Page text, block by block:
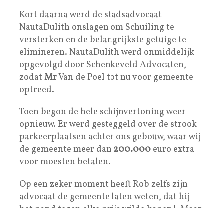
Kort daarna werd de stadsadvocaat
NautaDulith onslagen om Schuiling te
versterken en de belangrijkste getuige te
elimineren. NautaDulith werd onmiddelijk
opgevolgd door Schenkeveld Advocaten,
zodat MrVan de Poel tot nu voor gemeente
optreed.
Toen begon de hele schijnvertoning weer
opnieuw. Er werd gesteggeld over de strook
parkeerplaatsen achter ons gebouw, waar wij
de gemeente meer dan 200.000 euro extra
voor moesten betalen.
Op een zeker moment heeft Rob zelfs zijn
advocaat de gemeente laten weten, dat hij